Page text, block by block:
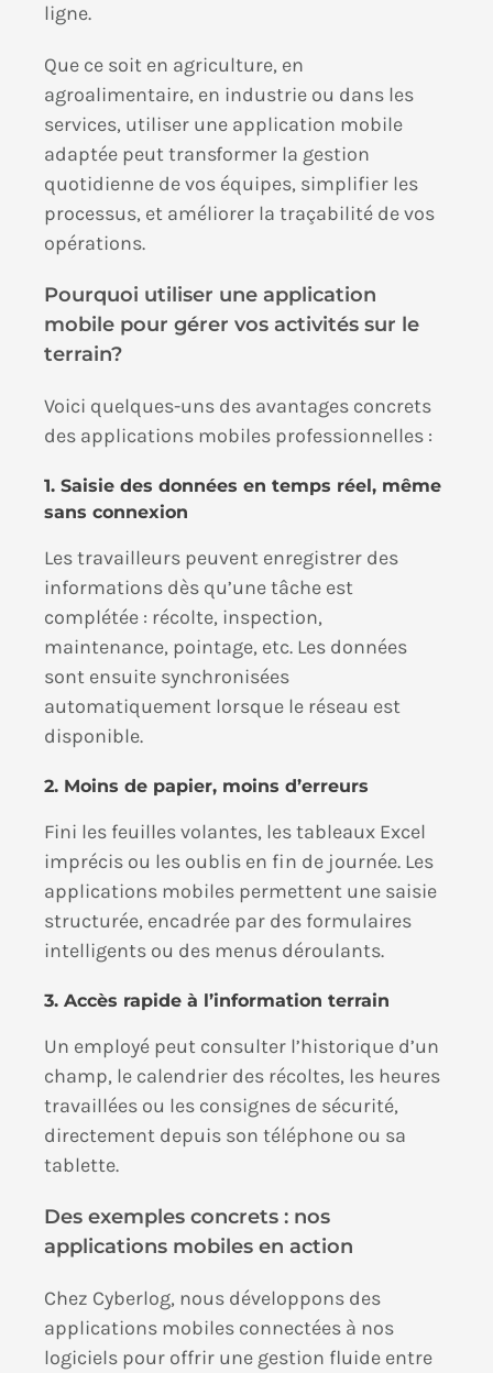
ligne.
Que ce soit en agriculture, en
agroalimentaire, en industrie ou dans les
services, utiliser une application mobile
adaptée peut transformer la gestion
quotidienne de vos équipes, simplifier les
processus, et améliorer la traçabilité de vos
opérations.
Pourquoi utiliser une application
mobile pour gérer vos activités sur le
terrain?
Voici quelques-uns des avantages concrets
des applications mobiles professionnelles :
1. Saisie des données en temps réel, même
sans connexion
Les travailleurs peuvent enregistrer des
informations dès qu’une tâche est
complétée : récolte, inspection,
maintenance, pointage, etc. Les données
sont ensuite synchronisées
automatiquement lorsque le réseau est
disponible.
2. Moins de papier, moins d’erreurs
Fini les feuilles volantes, les tableaux Excel
imprécis ou les oublis en fin de journée. Les
applications mobiles permettent une saisie
structurée, encadrée par des formulaires
intelligents ou des menus déroulants.
3. Accès rapide à l’information terrain
Un employé peut consulter l’historique d’un
champ, le calendrier des récoltes, les heures
travaillées ou les consignes de sécurité,
directement depuis son téléphone ou sa
tablette.
Des exemples concrets : nos
applications mobiles en action
Chez Cyberlog, nous développons des
applications mobiles connectées à nos
logiciels pour offrir une gestion fluide entre